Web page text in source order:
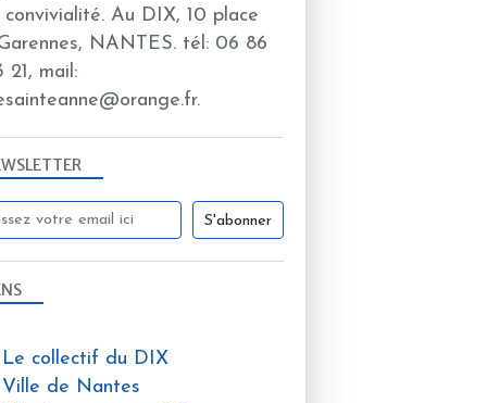
Au DIX, 10 place
NANTES. tél: 06 86
21, mail:
Le collectif du DIX
Ville de Nantes